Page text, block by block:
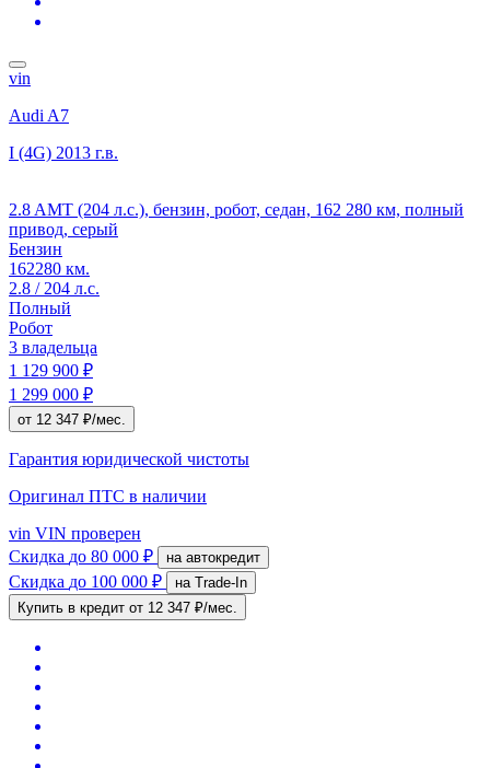
vin
Audi A7
I (4G) 2013 г.в.
2.8 AMT (204 л.с.), бензин, робот, седан, 162 280 км, полный
привод, серый
Бензин
162280 км.
2.8 / 204 л.с.
Полный
Робот
3 владельца
1 129 900 ₽
1 299 000 ₽
от 12 347 ₽/мес.
Гарантия юридической чистоты
Оригинал ПТС в наличии
vin VIN проверен
Скидка до 80 000 ₽ на автокредит
Скидка до 100 000 ₽
на Trade-In
Купить в кредит от 12 347 ₽/мес.